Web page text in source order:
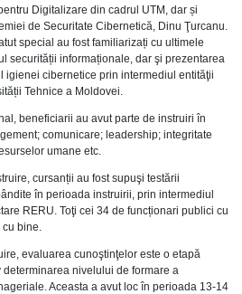
Digitalizare din cadrul UTM, dar și
de Securitate Cibernetică, Dinu Ţurcanu.
special au fost familiarizați cu ultimele
securității informaționale, dar şi prezentarea
igienei cibernetice prin intermediul entităţii
Tehnice a Moldovei.
beneficiarii au avut parte de instruiri în
comunicare; leadership; integritate
umane etc.
cursanții au fost supuşi testării
în perioada instruirii, prin intermediul
RERU. Toţi cei 34 de funcționari publici cu
bine.
evaluarea cunoştinţelor este o etapă
nivelului de formare a
Aceasta a avut loc în perioada 13-14